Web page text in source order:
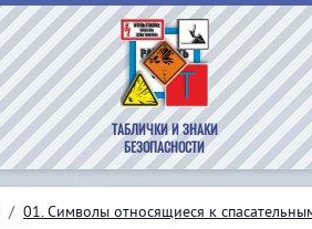
ТАБЛИЧКИ И ЗНАКИ
БЕЗОПАСНОСТИ
/ 01. Символы относящиеся к